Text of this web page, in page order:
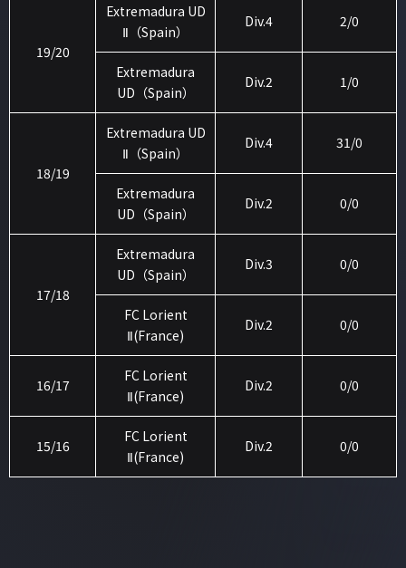
19/20
Extremadura UD
Ⅱ（Spain）
Div.4 2/0
Extremadura
UD（Spain）
Div.2 1/0
18/19
Extremadura UD
Ⅱ（Spain）
Div.4 31/0
Extremadura
UD（Spain）
Div.2 0/0
17/18
Extremadura
UD（Spain）
Div.3 0/0
FC Lorient
Ⅱ(France)
Div.2 0/0
16/17
FC Lorient
Ⅱ(France)
Div.2 0/0
15/16
FC Lorient
Ⅱ(France)
Div.2 0/0